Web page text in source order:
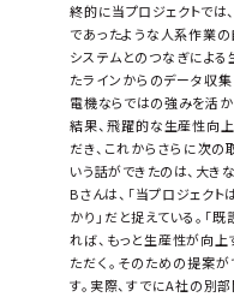
終的に当プロジェクトでは
であったような人系作業
システムとのつなぎによ
たラインからのデータ収
電機ならではの強みを活か
結果、飛躍的な生産性向
だき、これからさらに次の
いう話ができたのは、大き
Bさんは、「当プロジェク
かり」だと捉えている。「
れば、もっと生産性が向上
ただく。そのための提案
す。実際、すでにA社の別